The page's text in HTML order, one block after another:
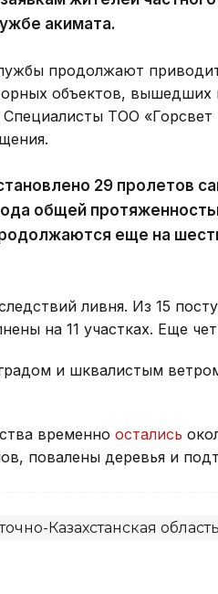
акимата.
продолжают
объектов, вышедших
Специалисты ТОО
29 пролетов
общей
еще на
ливня. Из 15
на 11 участках. Еще
и шквалистым
временно остались
повалены деревья и
Казахстанская область